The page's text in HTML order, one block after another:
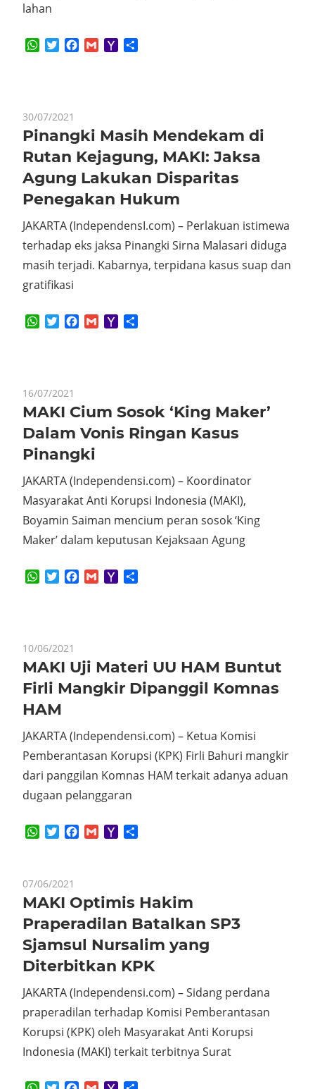
lahan
WhatsApp
TwitterFacebook
GmailYahoo
30/07/2021
Pinangki Masih Mendekam di
Rutan Kejagung, MAKI: Jaksa
Agung Lakukan Disparitas
Penegakan Hukum
JAKARTA (IndependensI.com) – Perlakuan istimewa
terhadap eks jaksa Pinangki Sirna Malasari diduga
masih terjadi. Kabarnya, terpidana kasus suap dan
gratifikasi
WhatsApp
TwitterFacebook
GmailYahoo
16/07/2021
MAKI Cium Sosok ‘King Maker’
Dalam Vonis Ringan Kasus
Pinangki
JAKARTA (Independensi.com) – Koordinator
Masyarakat Anti Korupsi Indonesia (MAKI),
Boyamin Saiman mencium peran sosok ‘King
Maker’ dalam keputusan Kejaksaan Agung
WhatsApp
TwitterFacebook
GmailYahoo
10/06/2021
MAKI Uji Materi UU HAM Buntut
Firli Mangkir Dipanggil Komnas
HAM
JAKARTA (Independensi.com) – Ketua Komisi
Pemberantasan Korupsi (KPK) Firli Bahuri mangkir
dari panggilan Komnas HAM terkait adanya aduan
dugaan pelanggaran
WhatsApp
TwitterFacebook
GmailYahoo
07/06/2021
MAKI Optimis Hakim
Praperadilan Batalkan SP3
Sjamsul Nursalim yang
Diterbitkan KPK
JAKARTA (Independensi.com) – Sidang perdana
praperadilan terhadap Komisi Pemberantasan
Korupsi (KPK) oleh Masyarakat Anti Korupsi
Indonesia (MAKI) terkait terbitnya Surat